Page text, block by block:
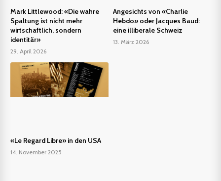
Mark Littlewood: «Die wahre
Spaltung ist nicht mehr
wirtschaftlich, sondern
identitär»
29. April 2026
Angesichts von «Charlie
Hebdo» oder Jacques Baud:
eine illiberale Schweiz
13. März 2026
«Le Regard Libre» in den USA
14. November 2025